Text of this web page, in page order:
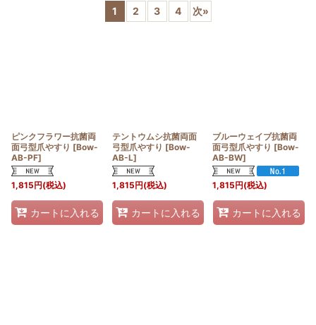
1 2 3 4 次»
ピンクフラワー抗菌両
面弓型爪やすり [Bow-
AB-PF]
1,815円(税込)
カートに入れる
テントウムシ抗菌両面
弓型爪やすり [Bow-
AB-L]
1,815円(税込)
カートに入れる
ブルーウェイブ抗菌両
面弓型爪やすり [Bow-
AB-BW]
1,815円(税込)
カートに入れる